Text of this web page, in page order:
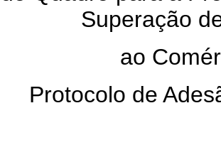
Superação
ao
Protocolo de